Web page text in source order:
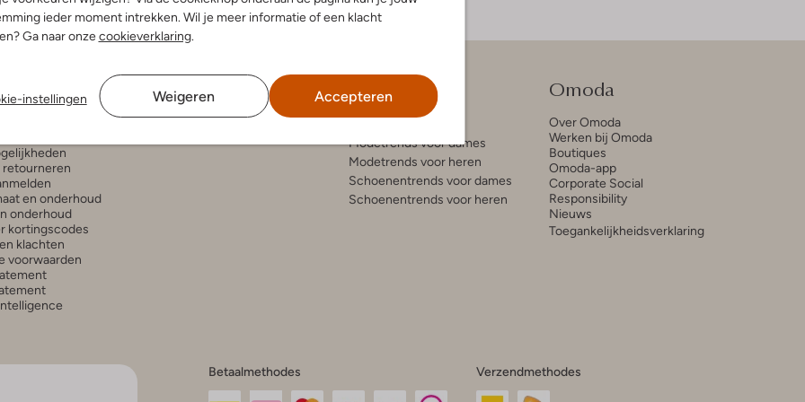
ieder moment intrekken. Wil je meer informatie of een klacht
Ga naar onzecookieverklaring.
instellingen Weigeren Accepteren
retourneren
en onderhoud
onderhoud
kortingscodes
klachten
voorwaarden
Account
Mijn account
Inspiratie
Modetrends voor dames
Modetrends voor heren
Schoenentrends voor dames
Schoenentrends voor heren
Omoda
Over Omoda
Werken bij Omoda
Boutiques
Omoda-app
Corporate Social
Responsibility
Nieuws
Toegankelijkheidsverklaring
Betaalmethodes Verzendmethodes